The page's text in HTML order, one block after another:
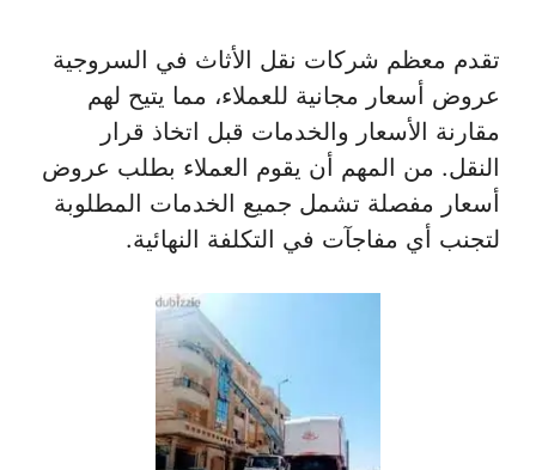
تقدم معظم شركات نقل الأثاث في السروجية
عروض أسعار مجانية للعملاء، مما يتيح لهم
مقارنة الأسعار والخدمات قبل اتخاذ قرار
النقل. من المهم أن يقوم العملاء بطلب عروض
أسعار مفصلة تشمل جميع الخدمات المطلوبة
لتجنب أي مفاجآت في التكلفة النهائية.